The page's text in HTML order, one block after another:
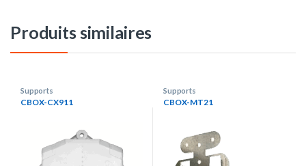
Produits similaires
Supports
CBOX-CX911
Supports
CBOX-MT21